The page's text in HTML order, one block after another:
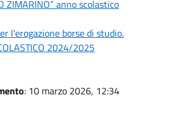
ZIMARINO” anno scolastico
l'erogazione borse di studio.
2024/2025
: 10 marzo 2026, 12:34